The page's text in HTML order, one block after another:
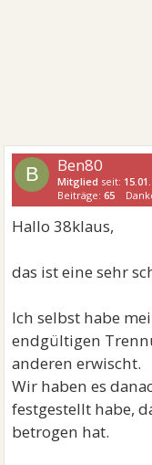
B Ben80
Mitglied seit:
Beiträge:65
Hallo 38klaus,
das ist eine sehr
Ich selbst habe
endgültigen
anderen erwischt.
Wir haben es
festgestellt habe,
betrogen hat.